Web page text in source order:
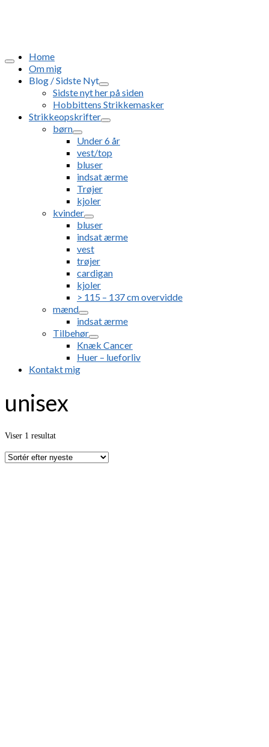
Home
Om mig
Blog / Sidste Nyt
Sidste nyt her på siden
Hobbittens Strikkemasker
Strikkeopskrifter
børn
Under 6 år
vest/top
bluser
indsat ærme
Trøjer
kjoler
kvinder
bluser
indsat ærme
vest
trøjer
cardigan
kjoler
> 115 – 137 cm overvidde
mænd
indsat ærme
Tilbehør
Knæk Cancer
Huer – lueforliv
Kontakt mig
unisex
Viser 1 resultat